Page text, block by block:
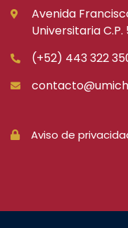
Avenida
Universitaria
(+52) 443 322
Aviso de